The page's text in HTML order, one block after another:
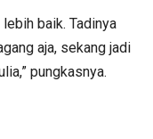
baik. Tadinya
aja, sekang jadi
pungkasnya.